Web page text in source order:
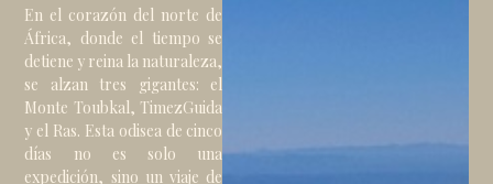
En el corazón del norte de
África, donde el tiempo se
detiene y reina la naturaleza,
se alzan tres gigantes: el
Monte Toubkal, TimezGuida
y el Ras. Esta odisea de cinco
días no es solo una
expedición, sino un viaje de